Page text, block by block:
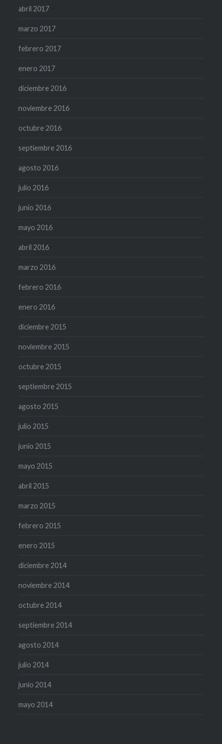
abril 2017
marzo 2017
febrero 2017
enero 2017
diciembre 2016
noviembre 2016
octubre 2016
septiembre 2016
agosto 2016
julio 2016
junio 2016
mayo 2016
abril 2016
marzo 2016
febrero 2016
enero 2016
diciembre 2015
noviembre 2015
octubre 2015
septiembre 2015
agosto 2015
julio 2015
junio 2015
mayo 2015
abril 2015
marzo 2015
febrero 2015
enero 2015
diciembre 2014
noviembre 2014
octubre 2014
septiembre 2014
agosto 2014
julio 2014
junio 2014
mayo 2014